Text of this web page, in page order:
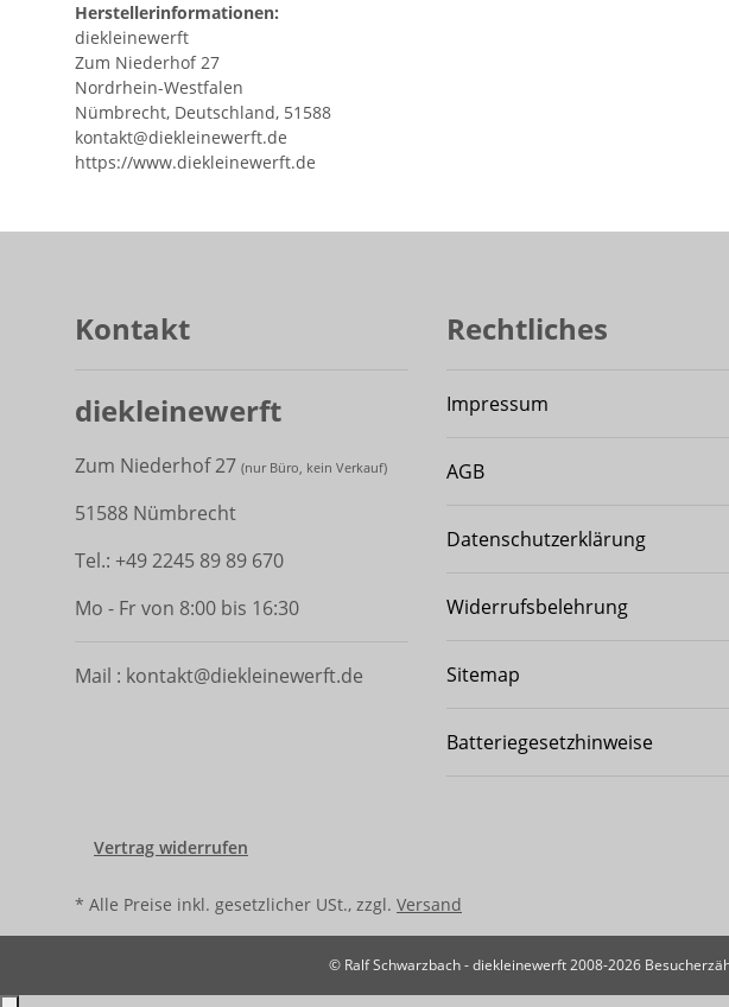
Herstellerinformationen:
diekleinewerft
Zum Niederhof 27
Nordrhein-Westfalen
Nümbrecht, Deutschland, 51588
kontakt@diekleinewerft.de
https://www.diekleinewerft.de
Kontakt
diekleinewerft
Zum Niederhof 27 (nur Büro, kein Verkauf)
51588 Nümbrecht
Tel.: +49 2245 89 89 670
Mo - Fr von 8:00 bis 16:30
Mail : kontakt@diekleinewerft.de
Rechtliches
Impressum
AGB
Datenschutzerklärung
Widerrufsbelehrung
Sitemap
Batteriegesetzhinweise
Vertrag widerrufen
* Alle Preise inkl. gesetzlicher USt., zzgl. Versand
© Ralf Schwarzbach - diekleinewerft 2008-2026